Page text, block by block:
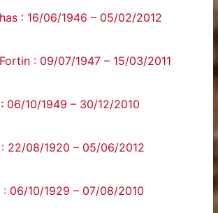
: 16/06/1946 – 05/02/2012
: 09/07/1947 – 15/03/2011
06/10/1949 – 30/12/2010
22/08/1920 – 05/06/2012
: 06/10/1929 – 07/08/2010